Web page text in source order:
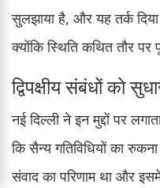
सुलझाया है, और यह तर्क
क्योंकि स्थिति कथित तौर पर
द्विपक्षीय संबंधों को
नई दिल्ली ने इन मुद्दों पर
कि सैन्य गतिविधियों का
संवाद का परिणाम था और